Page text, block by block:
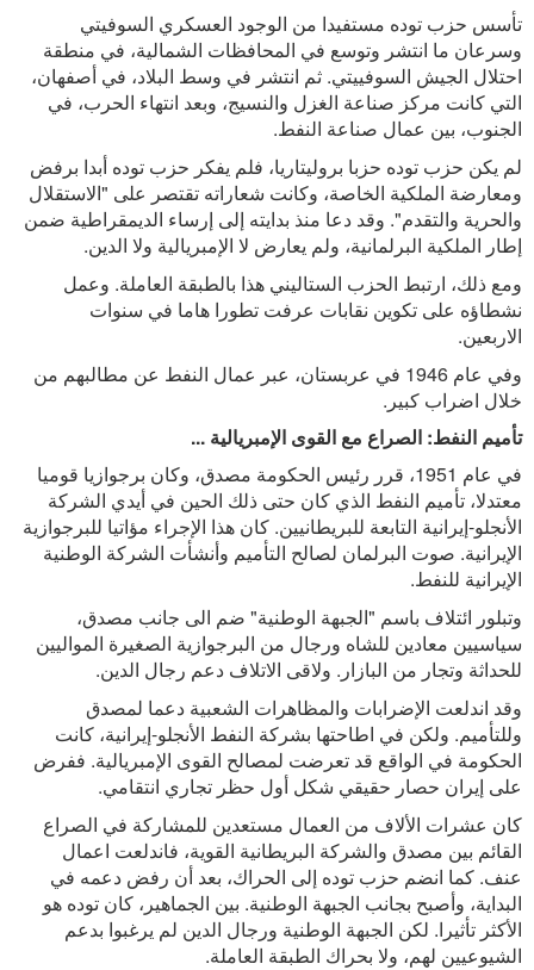
تأسس حزب توده مستفيدا من الوجود العسكري السوفيتي
وسرعان ما انتشر وتوسع في المحافظات الشمالية، في منطقة
احتلال الجيش السوفييتي. ثم انتشر في وسط البلاد، في أصفهان،
التي كانت مركز صناعة الغزل والنسيج، وبعد انتهاء الحرب، في
الجنوب، بين عمال صناعة النفط.
لم يكن حزب توده حزبا بروليتاريا، فلم يفكر حزب توده أبدا برفض
ومعارضة الملكية الخاصة، وكانت شعاراته تقتصر على "الاستقلال
والحرية والتقدم". وقد دعا منذ بدايته إلى إرساء الديمقراطية ضمن
إطار الملكية البرلمانية، ولم يعارض لا الإمبريالية ولا الدين.
ومع ذلك، ارتبط الحزب الستاليني هذا بالطبقة العاملة. وعمل
نشطاؤه على تكوين نقابات عرفت تطورا هاما في سنوات
الاربعين.
وفي عام 1946 في عربستان، عبر عمال النفط عن مطالبهم من
خلال اضراب كبير.
تأميم النفط: الصراع مع القوى الإمبريالية ...
في عام 1951، قرر رئيس الحكومة مصدق، وكان برجوازيا قوميا
معتدلا، تأميم النفط الذي كان حتى ذلك الحين في أيدي الشركة
الأنجلو-إيرانية التابعة للبريطانيين. كان هذا الإجراء مؤاتيا للبرجوازية
الإيرانية. صوت البرلمان لصالح التأميم وأنشأت الشركة الوطنية
الإيرانية للنفط.
وتبلور ائتلاف باسم "الجبهة الوطنية" ضم الى جانب مصدق،
سياسيين معادين للشاه ورجال من البرجوازية الصغيرة المواليين
للحداثة وتجار من البازار. ولاقى الاتلاف دعم رجال الدين.
وقد اندلعت الإضرابات والمظاهرات الشعبية دعما لمصدق
وللتأميم. ولكن في اطاحتها بشركة النفط الأنجلو-إيرانية، كانت
الحكومة في الواقع قد تعرضت لمصالح القوى الإمبريالية. ففرض
على إيران حصار حقيقي شكل أول حظر تجاري انتقامي.
كان عشرات الألاف من العمال مستعدين للمشاركة في الصراع
القائم بين مصدق والشركة البريطانية القوية، فاندلعت اعمال
عنف. كما انضم حزب توده إلى الحراك، بعد أن رفض دعمه في
البداية، وأصبح بجانب الجبهة الوطنية. بين الجماهير، كان توده هو
الأكثر تأثيرا. لكن الجبهة الوطنية ورجال الدين لم يرغبوا بدعم
الشيوعيين لهم، ولا بحراك الطبقة العاملة.